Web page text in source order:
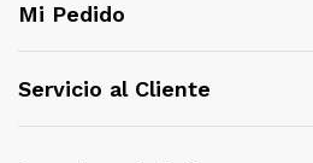
Mi Pedido
Servicio al Cliente